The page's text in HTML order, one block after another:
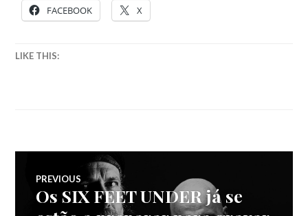
FACEBOOK X
LIKE THIS:
Navegação
PREVIOUS
Previous
post:
Os SIX FEET UNDER já se